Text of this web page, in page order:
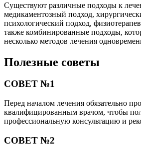
Существуют различные подходы к
медикаментозный подход,
психологический подход,
также комбинированные подходы,
несколько методов лечения
Полезные советы
СОВЕТ №1
Перед началом лечения обязательно
квалифицированным врачом, чтобы
профессиональную консультацию и
СОВЕТ №2